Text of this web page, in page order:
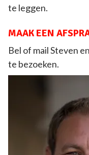
te leggen.
MAAK EEN
Bel of mail Steven
te bezoeken.